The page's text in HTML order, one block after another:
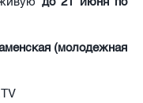
(молодежная